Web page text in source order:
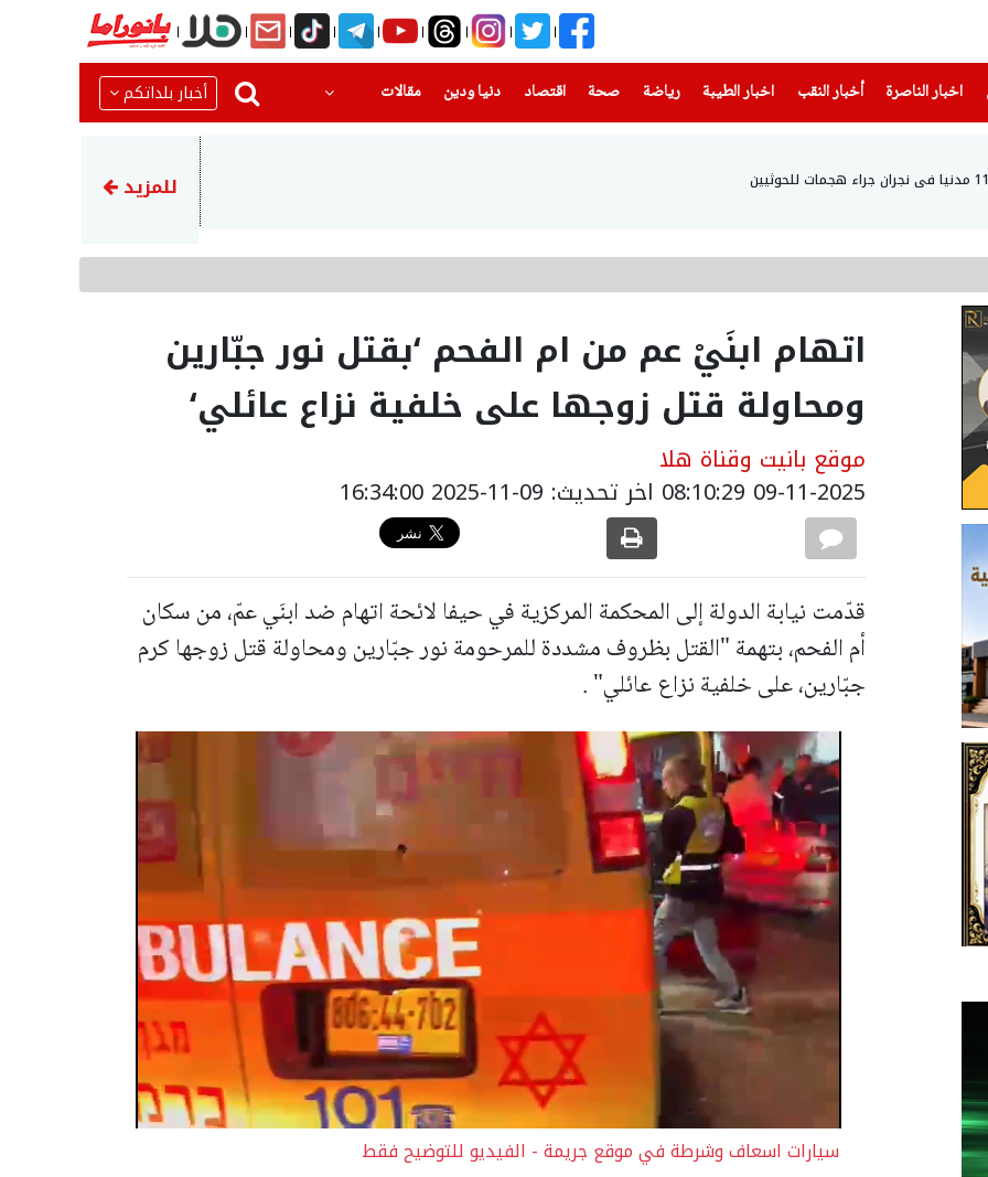
اخبار الناصرة
(current) أخبار النقب اخبار الطيبة(current) رياضة
(current) صحة(current) اقتصاد دنيا ودين
(current) مقالات أخبار بلداتكم
حالة الطقس: انخفاض طفيف
للمزيد
اتهام ابنَيْ عم من ام الفحم ‘بقتل نور جبّارين
ومحاولة قتل زوجها على خلفية نزاع عائلي‘
موقع بانيت وقناة هلا
09-11-2025 08:10:29 اخر تحديث: 09-11-2025 16:34:00
قدّمت نيابة الدولة إلى المحكمة المركزية في حيفا لائحة اتهام ضد ابنَي عمّ، من سكان
أم الفحم، بتهمة "القتل بظروف مشددة للمرحومة نور جبّارين ومحاولة قتل زوجها كرم
جبّارين، على خلفية نزاع عائلي" .
سيارات اسعاف وشرطة في موقع جريمة - الفيديو للتوضيح فقط